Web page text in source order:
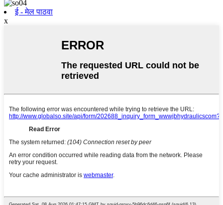
ई - मेल पाठवा
x